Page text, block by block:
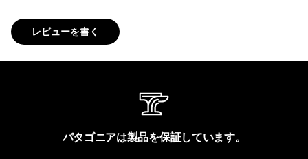
レビューを書く
パタゴニアは製品を保証しています。